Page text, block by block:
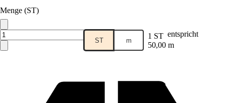
Menge (ST)
ST m 1 ST entspricht
50,00 m